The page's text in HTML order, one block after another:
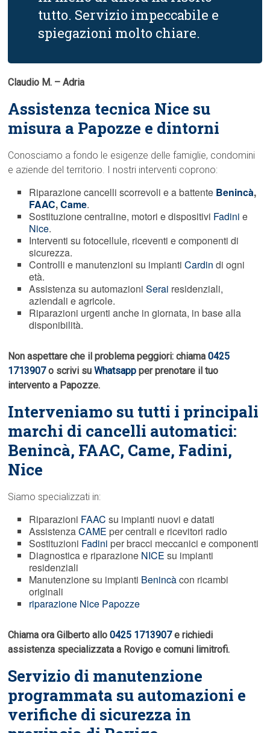
tutto. Servizio impeccabile e
spiegazioni molto chiare.
Claudio M. – Adria
Assistenza tecnica Nice su
misura a Papozze e dintorni
Conosciamo a fondo le esigenze delle famiglie, condomini
e aziende del territorio. I nostri interventi coprono:
Riparazione cancelli scorrevoli e a battente Benincà,
FAAC,Came.
Sostituzione centraline, motori e dispositivi Fadini e
Nice.
Interventi su fotocellule, riceventi e componenti di
sicurezza.
Controlli e manutenzioni su impiantiCardin di ogni
età.
Assistenza su automazioniSerai residenziali,
aziendali e agricole.
Riparazioni urgenti anche in giornata, in base alla
disponibilità.
Non aspettare che il problema peggiori: chiama0425
1713907o scrivi suWhatsapp per prenotare il tuo
intervento a Papozze.
Interveniamo su tutti i principali
marchi di cancelli automatici:
Benincà, FAAC, Came, Fadini,
Nice
Siamo specializzati in:
Riparazioni FAAC su impianti nuovi e datati
AssistenzaCAME per centrali e ricevitori radio
Sostituzioni Fadini per bracci meccanici e componenti
Diagnostica e riparazione NICE su impianti
residenziali
Manutenzione su impianti Benincàcon ricambi
originali
riparazione Nice Papozze
Chiama ora Gilberto allo0425 1713907e richiedi
assistenza specializzata a Rovigo e comuni limitrofi.
Servizio di manutenzione
programmata su automazioni e
verifiche di sicurezza in